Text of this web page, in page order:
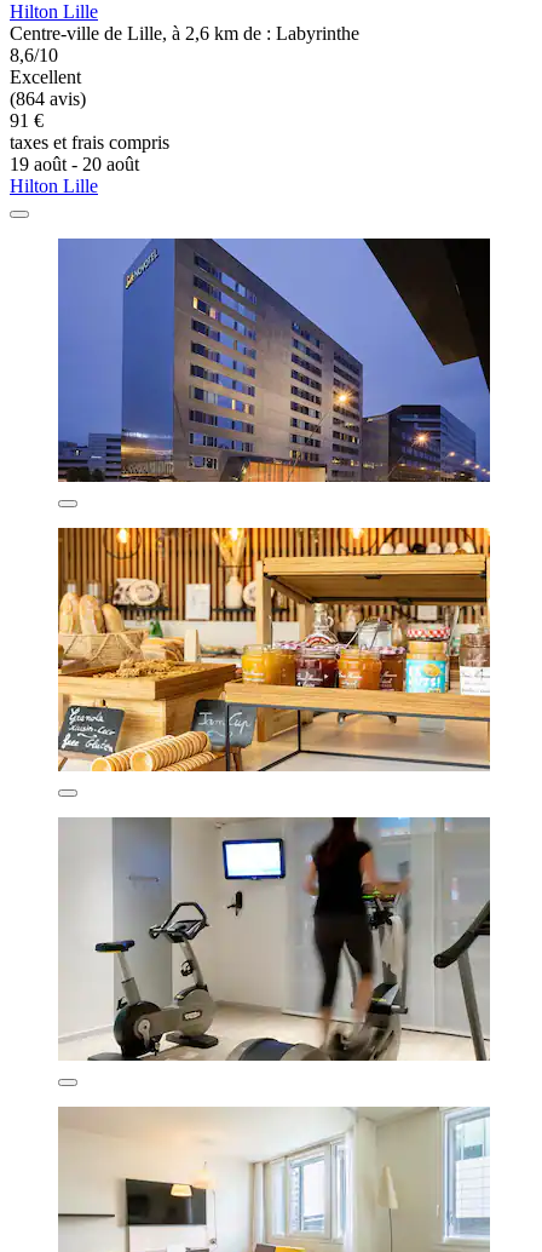
Hilton Lille
Centre-ville de Lille, à 2,6 km de : Labyrinthe
8,6/10
Excellent
(864 avis)
91 €
taxes et frais compris
19 août - 20 août
Hilton Lille